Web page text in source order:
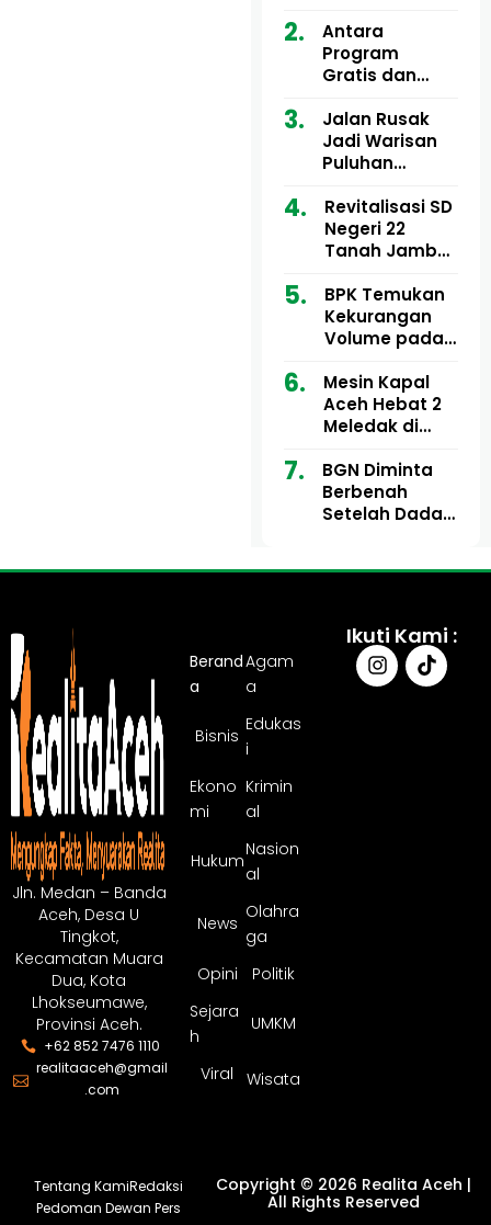
Mencuat, 84
Sekolah Wajib
Setor
Antara
Program
Gratis dan
Motor Imum
Gampong, Uji
Nyali APH
Bermain di
Balik Rp250
Ribu
Jalan Rusak
Jadi Warisan
Puluhan
dan Tgk
Muharuddin
Kini Didesak
Revitalisasi SD
Negeri 22
Tanah Jambo
Miliar Tuai
Sorotan, Publik
Pertanyakan
Anggaran
BPK Temukan
Kekurangan
Volume pada
Aceh Utara
Tahun 2024,
Pengembalian
Sepenuhnya
Tuntas
Mesin Kapal
Aceh Hebat 2
Meledak di
Ulee Lheue, 14
Orang Derita
Luka Bakar
BGN Diminta
Berbenah
Setelah Dadan
Jln. Medan – Banda
Aceh, Desa U
Tingkot,
Kecamatan Muara
Dua, Kota
Lhokseumawe,
Provinsi Aceh.
+62 852 7476 1110
realitaaceh@gmail
.com
Berand
a
Agam
a
Bisnis
Edukas
i
Ekono
mi
Krimin
al
Hukum
Nasion
al
News
Olahra
ga
Opini
Politik
Sejara
h
UMKM
Viral Wisata
Ikuti Kami :
Tentang KamiRedaksi
Pedoman Dewan Pers
Copyright © 2026 Realita Aceh |
All Rights Reserved